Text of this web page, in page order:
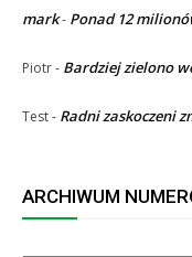
mark- Ponad 12
Piotr- Bardziej zielono
Test- Radni zaskoczeni
ARCHIWUM
ARCHIWUM